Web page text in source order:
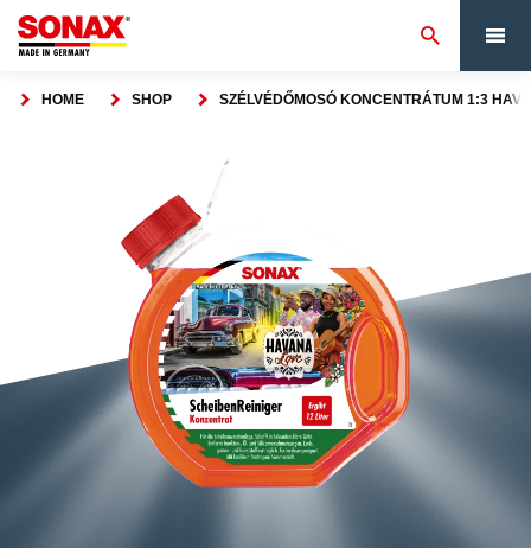
HOME SHOP SZÉLVÉDŐMOSÓ KONCENTRÁTUM 1:3